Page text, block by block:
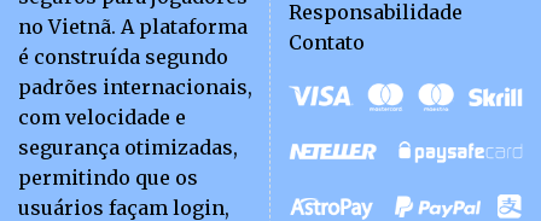
no Vietnã. A plataforma
é construída segundo
padrões internacionais,
com velocidade e
segurança otimizadas,
permitindo que os
usuários façam login,
Responsabilidade
Contato